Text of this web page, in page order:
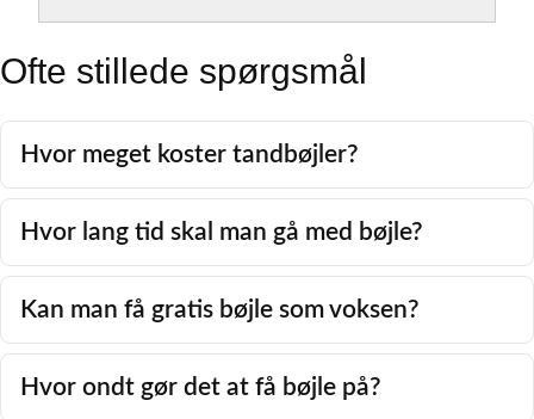
Ofte stillede spørgsmål
Hvor meget koster tandbøjler?
Hvor lang tid skal man gå med bøjle?
Kan man få gratis bøjle som voksen?
Hvor ondt gør det at få bøjle på?